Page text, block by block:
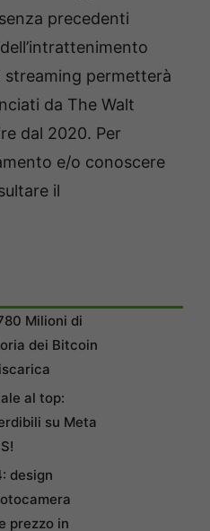
precedenti
streaming permetterà
da The Walt
dal 2020. Per
e/o conoscere
il
Milioni di
dei Bitcoin
al top:
su Meta
design
prezzo in